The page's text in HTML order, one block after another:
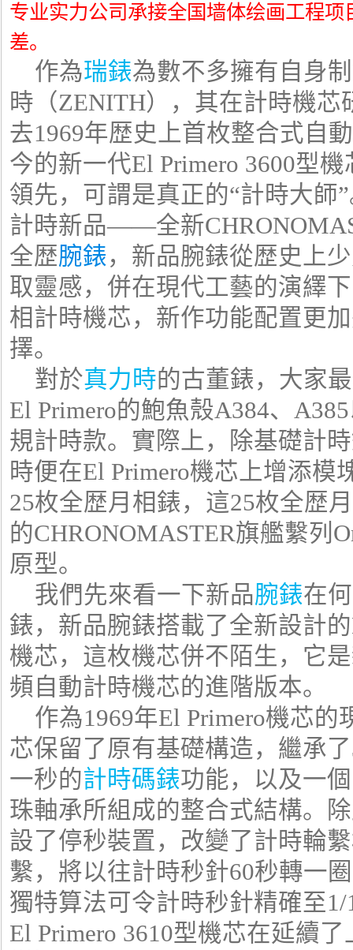
专业实力公司承接全国墙体绘画工程
差。
作為瑞錶為數不多擁有自身
時（ZENITH），其在計時機
去1969年歴史上首枚整合式自
今的新一代El Primero 3600型
領先，可謂是真正的“計時大師
計時新品——全新
全歴腕錶 ，新品腕錶從歴史上
取靈感，併在現代工藝的演繹
相計時機芯，新作功能配置更
擇。
對於真力時的古董錶，大家
El Primero的鮑魚殼A384、
規計時款。實際上，除基礎計
時便在El Primero機芯上增添模
25枚全歴月相錶，這25枚全歴
的CHRONOMASTER旗艦繫列
原型。
我們先來看一下新品腕錶在
錶，新品腕錶搭載了全新設計
機芯，這枚機芯併不陌生，它
頻自動計時機芯的進階版本。
作為1969年El Primero機芯的
芯保留了原有基礎構造，繼承
一秒的計時碼錶功能，以及一
珠軸承所組成的整合式結構。
設了停秒裝置，改變了計時輪
繫，將以往計時秒針60秒轉一
獨特算法可令計時秒針精確至
El Primero 3610型機芯在延續